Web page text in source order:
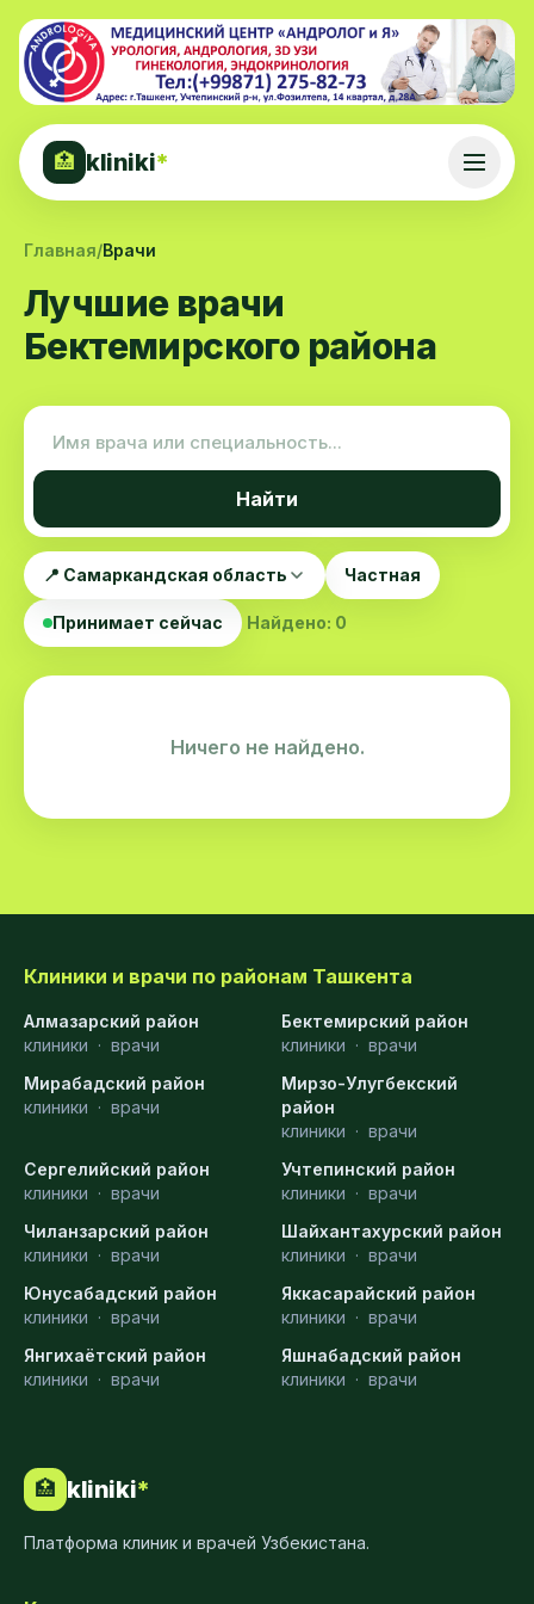
🏥 kliniki*
Главная/Врачи
Лучшие врачи
Бектемирского района
Найти
📍 Самаркандская область Частная
Принимает сейчас Найдено: 0
Ничего не найдено.
Клиники и врачи по районам Ташкента
Алмазарский район
клиники · врачи
Бектемирский район
клиники · врачи
Мирабадский район
клиники · врачи
Мирзо-Улугбекский
район
клиники · врачи
Сергелийский район
клиники · врачи
Учтепинский район
клиники · врачи
Чиланзарский район
клиники · врачи
Шайхантахурский район
клиники · врачи
Юнусабадский район
клиники · врачи
Яккасарайский район
клиники · врачи
Янгихаётский район
клиники · врачи
Яшнабадский район
клиники · врачи
🏥 kliniki*
Платформа клиник и врачей Узбекистана.